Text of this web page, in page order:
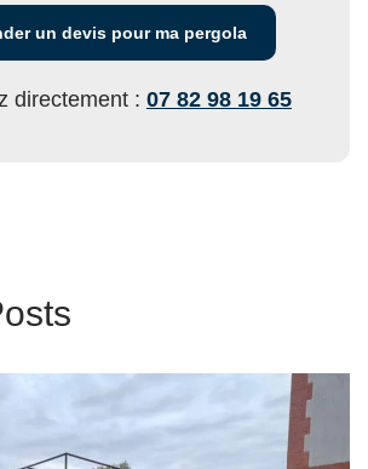
un devis pour ma pergola
directement : 07 82 98 19 65